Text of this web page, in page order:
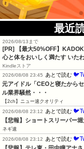
最近
2026/08/13まで
[PR] 【最大50%OFF】
心と体をおいしく満たす いた
Kindleストア
2026/08/08 23:45
あとで読む
元アイドル「CEOと寝たから
ル業界騒然・・・
【2ch】ニュー速クオリティ
2026/08/08 23:12
あとで読む
【悲報】ショートスリーパー
ネギ速
2026/08/08 23:12
あとで読む